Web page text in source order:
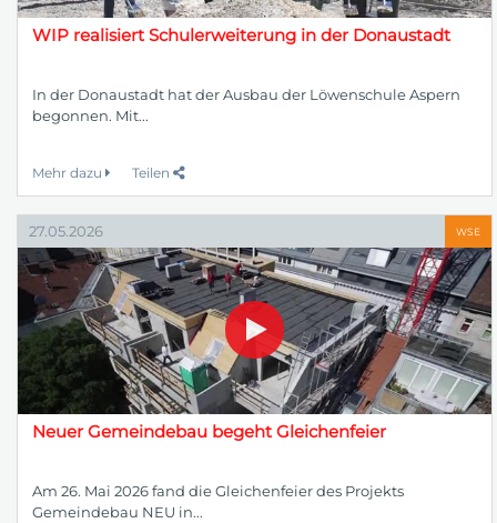
WIP realisiert Schulerweiterung in der Donaustadt
In der Donaustadt hat der Ausbau der Löwenschule Aspern
begonnen. Mit...
Mehr dazu Teilen
27.05.2026 WSE
Neuer Gemeindebau begeht Gleichenfeier
Am 26. Mai 2026 fand die Gleichenfeier des Projekts
Gemeindebau NEU in...